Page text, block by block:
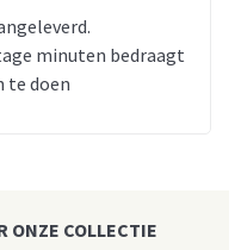
minuten bedraagt
te doen
ONZE COLLECTIE